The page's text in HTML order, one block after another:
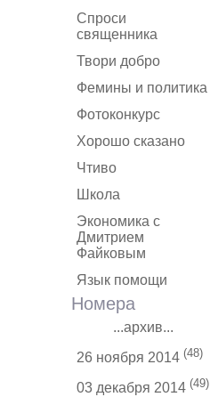
Спроси
священника
Твори добро
Фемины и политика
Фотоконкурс
Хорошо сказано
Чтиво
Школа
Экономика с
Дмитрием
Файковым
Язык помощи
Номера
...архив...
26 ноября 2014 (48)
03 декабря 2014 (49)